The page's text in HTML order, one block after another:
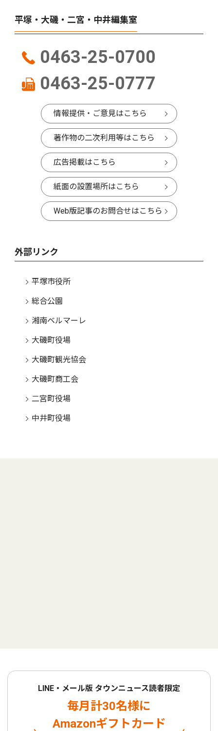
平塚・大磯・二宮・中井編集室
0463-25-0700
0463-25-0777
情報提供・ご意見はこちら
著作物の二次利用等はこちら
広告掲載はこちら
紙面の設置場所はこちら
Web版記事のお問合せはこちら
外部リンク
平塚市役所
総合公園
湘南ベルマーレ
大磯町役場
大磯町観光協会
大磯町商工会
二宮町役場
中井町役場
LINE・メール版 タウンニュース読者限定
毎月計30名様に
Amazonギフトカード